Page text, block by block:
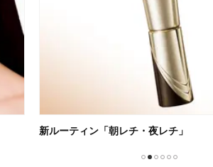
毎日の歯磨きがワクワクするひと時に！